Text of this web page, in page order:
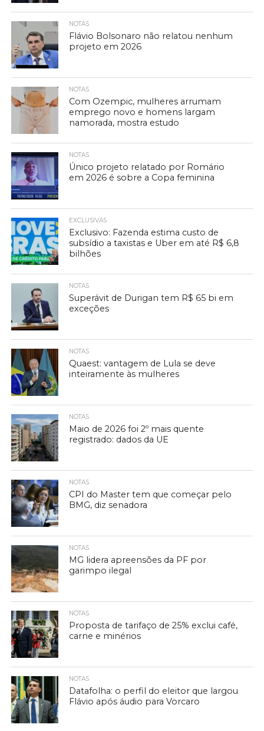
NOTAS
Flávio Bolsonaro não relatou nenhum
projeto em 2026
NOTAS
Com Ozempic, mulheres arrumam
emprego novo e homens largam
namorada, mostra estudo
NOTAS
Único projeto relatado por Romário
em 2026 é sobre a Copa feminina
EXCLUSIVAS
Exclusivo: Fazenda estima custo de
subsídio a taxistas e Uber em até R$ 6,8
bilhões
NOTAS
Superávit de Durigan tem R$ 65 bi em
exceções
NOTAS
Quaest: vantagem de Lula se deve
inteiramente às mulheres
NOTAS
Maio de 2026 foi 2º mais quente
registrado: dados da UE
NOTAS
CPI do Master tem que começar pelo
BMG, diz senadora
NOTAS
MG lidera apreensões da PF por
garimpo ilegal
NOTAS
Proposta de tarifaço de 25% exclui café,
carne e minérios
NOTAS
Datafolha: o perfil do eleitor que largou
Flávio após áudio para Vorcaro